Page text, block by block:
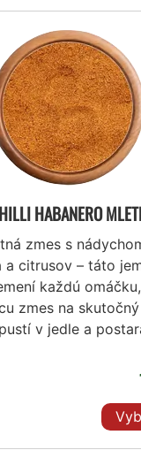
HABANERO
zmes s
a citrusov – táto
každú
zmes na
v jedle a